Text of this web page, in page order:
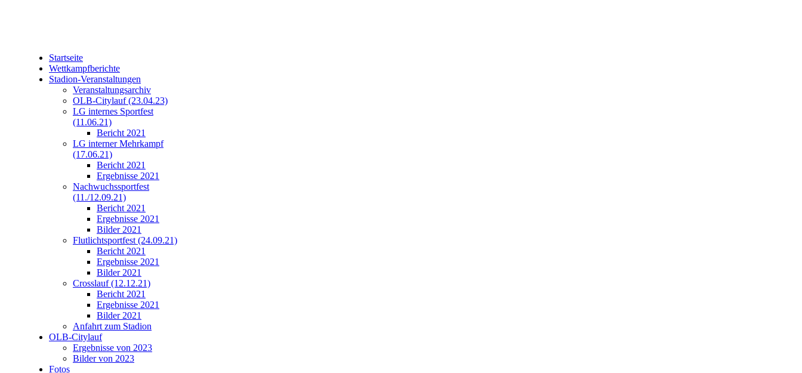
Startseite
Wettkampfberichte
Stadion-Veranstaltungen
Veranstaltungsarchiv
OLB-Citylauf (23.04.23)
LG internes Sportfest
(11.06.21)
Bericht 2021
LG interner Mehrkampf
(17.06.21)
Bericht 2021
Ergebnisse 2021
Nachwuchssportfest
(11./12.09.21)
Bericht 2021
Ergebnisse 2021
Bilder 2021
Flutlichtsportfest (24.09.21)
Bericht 2021
Ergebnisse 2021
Bilder 2021
Crosslauf (12.12.21)
Bericht 2021
Ergebnisse 2021
Bilder 2021
Anfahrt zum Stadion
OLB-Citylauf
Ergebnisse von 2023
Bilder von 2023
Fotos